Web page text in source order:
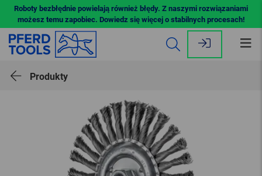
Roboty bezbłędnie powielają również błędy. Z naszymi rozwiązaniami
możesz temu zapobiec. Dowiedz się więcej o stabilnych procesach!
Produkty